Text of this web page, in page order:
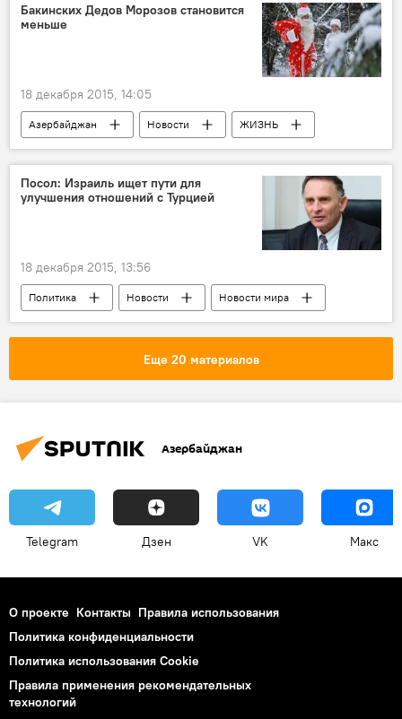
Бакинских Дедов Морозов становится
меньше
18 декабря 2015, 14:05
Азербайджан Новости ЖИЗНЬ
Посол: Израиль ищет пути для
улучшения отношений с Турцией
18 декабря 2015, 13:56
Политика Новости Новости мира
Еще 20 материалов
Азербайджан
Telegram Дзен VK Макс
О проекте Контакты Правила использования
Политика конфиденциальности
Политика использования Cookie
Правила применения рекомендательных
технологий